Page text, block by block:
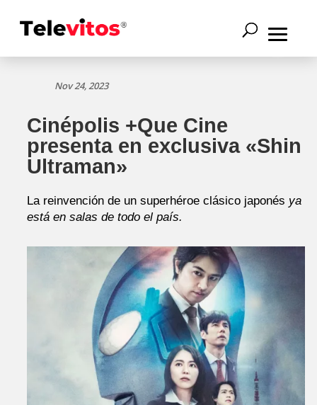
Nov 24, 2023
Cinépolis +Que Cine
presenta en exclusiva «Shin
Ultraman»
La reinvención de un superhéroe clásico japonés ya
está en salas de todo el país.